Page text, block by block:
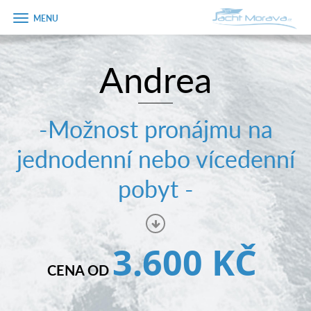
Úvodní strana
Pronájem a ceník
Plán plavby
Tipy na výlet
PRODEJ LODÍ
Zobrazit
menu
Andrea
-Možnost pronájmu na
jednodenní nebo vícedenní
pobyt -
CENA OD3.600 KČ